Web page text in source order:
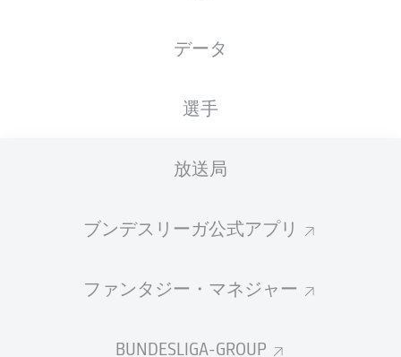
データ
選手
放送局
ブンデスリーガ公式アプリ
ファンタジー・マネジャー
BUNDESLIGA-GROUP
広告
Welcome along and thanks for joining us for build-up